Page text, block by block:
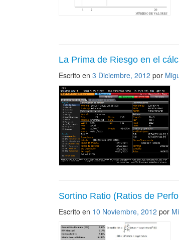
La Prima de Riesgo en el
Escrito en 3 Diciembre, 2012 por
Sortino Ratio (Ratios de
Escrito en 10 Noviembre, 2012 por